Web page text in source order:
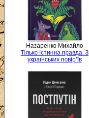
Назаренко Михайло
Тілько істинна правда. З
українських повір’їв